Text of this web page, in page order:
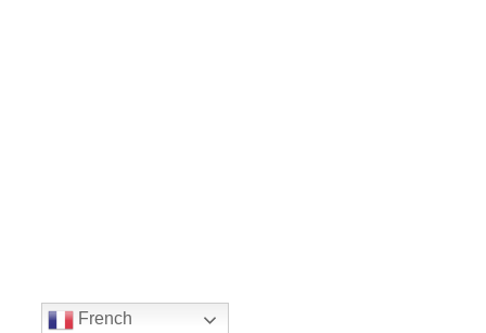
French